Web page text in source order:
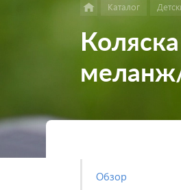
Каталог
Обзор